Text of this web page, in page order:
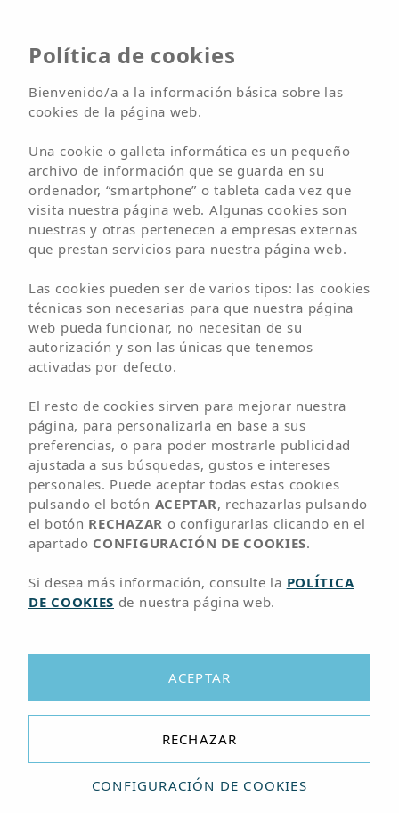
Hostel
Arena Wave
RESERVAR AHORA
RESERVAR
Política de cookies
Bienvenido/a a la información básica sobre las
cookies de la página web.
Una cookie o galleta informática es un pequeño
archivo de información que se guarda en su
ordenador, “smartphone” o tableta cada vez que
visita nuestra página web. Algunas cookies son
nuestras y otras pertenecen a empresas externas
que prestan servicios para nuestra página web.
Las cookies pueden ser de varios tipos: las cookies
técnicas son necesarias para que nuestra página
web pueda funcionar, no necesitan de su
autorización y son las únicas que tenemos
activadas por defecto.
El resto de cookies sirven para mejorar nuestra
página, para personalizarla en base a sus
preferencias, o para poder mostrarle publicidad
ajustada a sus búsquedas, gustos e intereses
personales. Puede aceptar todas estas cookies
pulsando el botón ACEPTAR, rechazarlas pulsando
el botón RECHAZAR o configurarlas clicando en el
apartado CONFIGURACIÓN DE COOKIES.
Si desea más información, consulte la POLÍTICA
DE COOKIES de nuestra página web.
CONFIGURACIÓN DE COOKIES
RECHAZAR
ACEPTAR